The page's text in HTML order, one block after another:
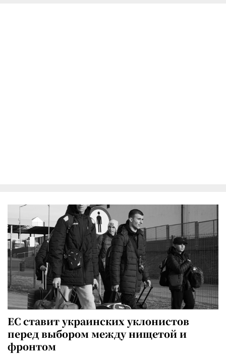
ЕС ставит украинских уклонистов
перед выбором между нищетой и
фронтом